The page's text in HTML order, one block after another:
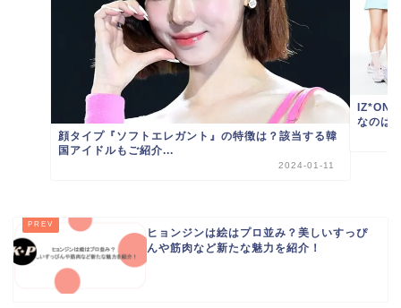
顔タイプ『ソフトエレガント』の特徴は？該当する韓
国アイドルもご紹介...
2024-01-11
なのは
ヒョンジンは絵はプロ並み？美しいすっぴ
んや筋肉など新たな魅力を紹介！